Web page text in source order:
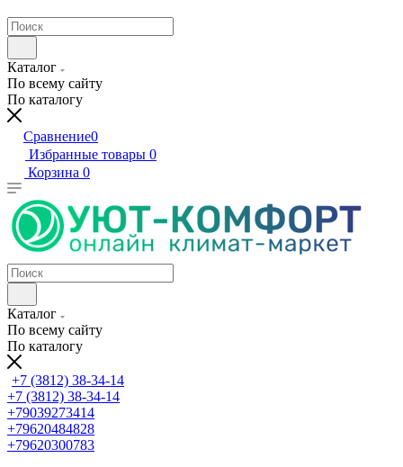
Каталог
По всему сайту
По каталогу
Сравнение0
Избранные товары 0
Корзина 0
Каталог
По всему сайту
По каталогу
+7 (3812) 38-34-14
+7 (3812) 38-34-14
+79039273414
+79620484828
+79620300783